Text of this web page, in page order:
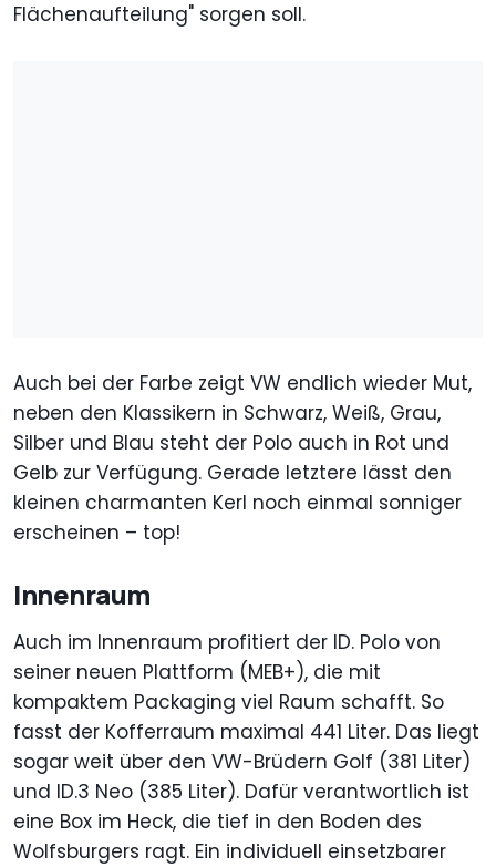
Flächenaufteilung" sorgen soll.
Auch bei der Farbe zeigt VW endlich wieder Mut,
neben den Klassikern in Schwarz, Weiß, Grau,
Silber und Blau steht der Polo auch in Rot und
Gelb zur Verfügung. Gerade letztere lässt den
kleinen charmanten Kerl noch einmal sonniger
erscheinen – top!
Innenraum
Auch im Innenraum profitiert der ID. Polo von
seiner neuen Plattform (MEB+), die mit
kompaktem Packaging viel Raum schafft. So
fasst der Kofferraum maximal 441 Liter. Das liegt
sogar weit über den VW-Brüdern Golf (381 Liter)
und ID.3 Neo (385 Liter). Dafür verantwortlich ist
eine Box im Heck, die tief in den Boden des
Wolfsburgers ragt. Ein individuell einsetzbarer